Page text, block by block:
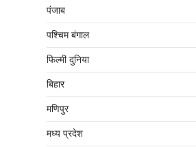
पंजाब
पश्चिम बंगाल
फिल्मी दुनिया
बिहार
मणिपुर
मध्‍य प्रदेश